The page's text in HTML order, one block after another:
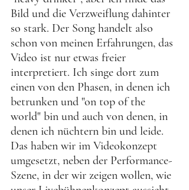
Bild und die Verzweiflung dahinter
so stark. Der Song handelt also
schon von meinen Erfahrungen, das
Video ist nur etwas freier
interpretiert. Ich singe dort zum
einen von den Phasen, in denen ich
betrunken und "on top of the
world" bin und auch von denen, in
denen ich nüchtern bin und leide.
Das haben wir im Videokonzept
umgesetzt, neben der Performance-
Szene, in der wir zeigen wollen, wie